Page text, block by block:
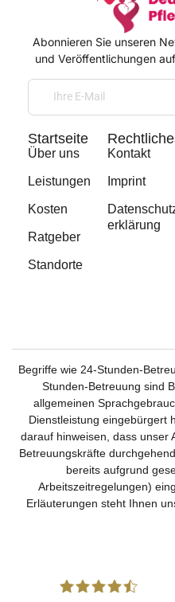
Abonnieren Sie unseren
und Veröffentlichungen
Startseite
Über uns
Leistungen
Kosten
Ratgeber
Standorte
Kontakt
Imprint
erklärung
Begriffe wie 24-Stunden-
Stunden-Betreuung sind
allgemeinen
Dienstleistung eingebürgert
darauf hinweisen, dass unser
Betreuungskräfte
bereits aufgrund
Arbeitszeitregelungen)
Erläuterungen steht Ihnen